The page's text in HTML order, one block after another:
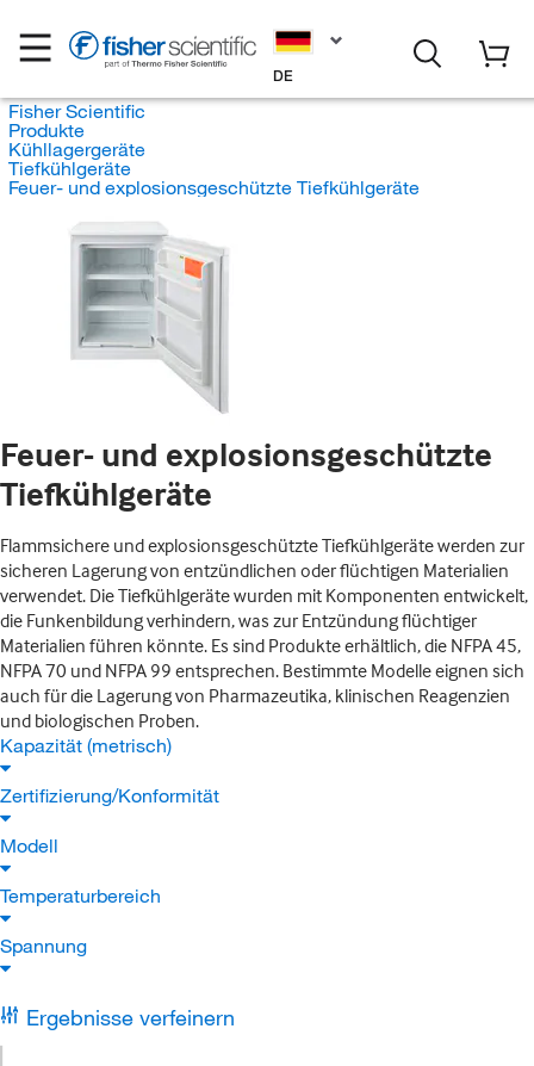
DE
Fisher Scientific
Produkte
Kühllagergeräte
Tiefkühlgeräte
Feuer- und explosionsgeschützte Tiefkühlgeräte
Feuer- und explosionsgeschützte
Tiefkühlgeräte
Flammsichere und explosionsgeschützte Tiefkühlgeräte werden zur
sicheren Lagerung von entzündlichen oder flüchtigen Materialien
verwendet. Die Tiefkühlgeräte wurden mit Komponenten entwickelt,
die Funkenbildung verhindern, was zur Entzündung flüchtiger
Materialien führen könnte. Es sind Produkte erhältlich, die NFPA 45,
NFPA 70 und NFPA 99 entsprechen. Bestimmte Modelle eignen sich
auch für die Lagerung von Pharmazeutika, klinischen Reagenzien
und biologischen Proben.
Kapazität (metrisch)
Zertifizierung/Konformität
Modell
Temperaturbereich
Spannung
Ergebnisse verfeinern